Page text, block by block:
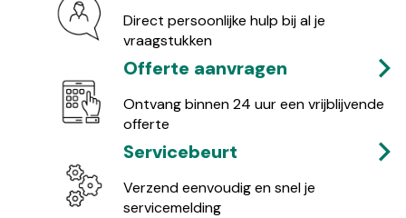
Direct persoonlijke hulp bij al je
vraagstukken
Offerte aanvragen
Ontvang binnen 24 uur een vrijblijvende
offerte
Servicebeurt
Verzend eenvoudig en snel je
servicemelding